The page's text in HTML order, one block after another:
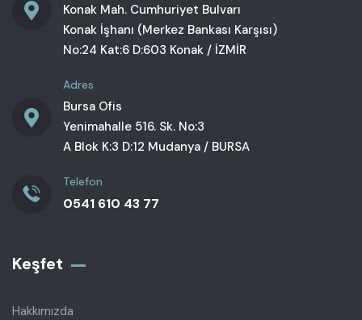
Konak Mah. Cumhuriyet Bulvarı
Konak İşhanı (Merkez Bankası Karşısı)
No:24 Kat:6 D:603 Konak / İZMİR
Adres
Bursa Ofis
Yenimahalle 516. Sk. No:3
A Blok K:3 D:12 Mudanya / BURSA
Telefon
0541 610 43 77
Keşfet
Hakkımızda